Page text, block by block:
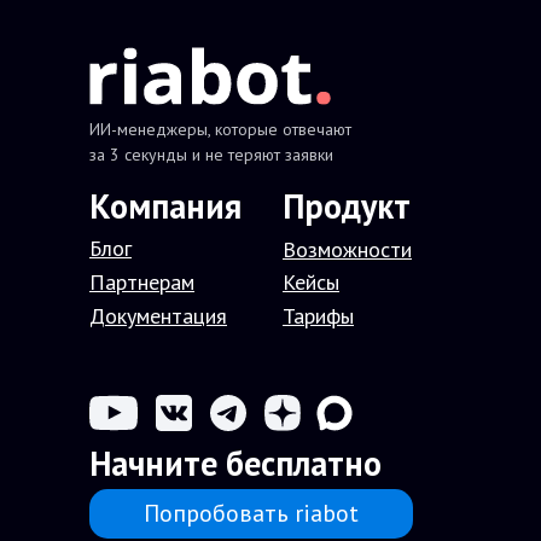
Попробовать riabot
Начните бесплатно
Возможности
Тарифы
Кейсы
Продукт
Партнерам
Документация
Блог
Компания
ИИ-менеджеры, которые отвечают
за 3 секунды и не теряют заявки